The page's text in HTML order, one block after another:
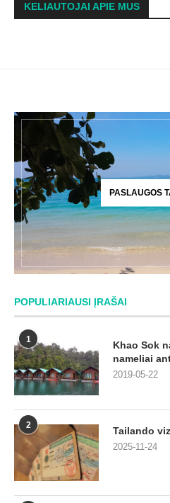
KELIAUTOJAI APIE MUS
PASLAUGOS
POPULIARIAUSI ĮRAŠAI
1
Khao Sok
nameliai
2019-05-22
2 Tailando
2025-11-24